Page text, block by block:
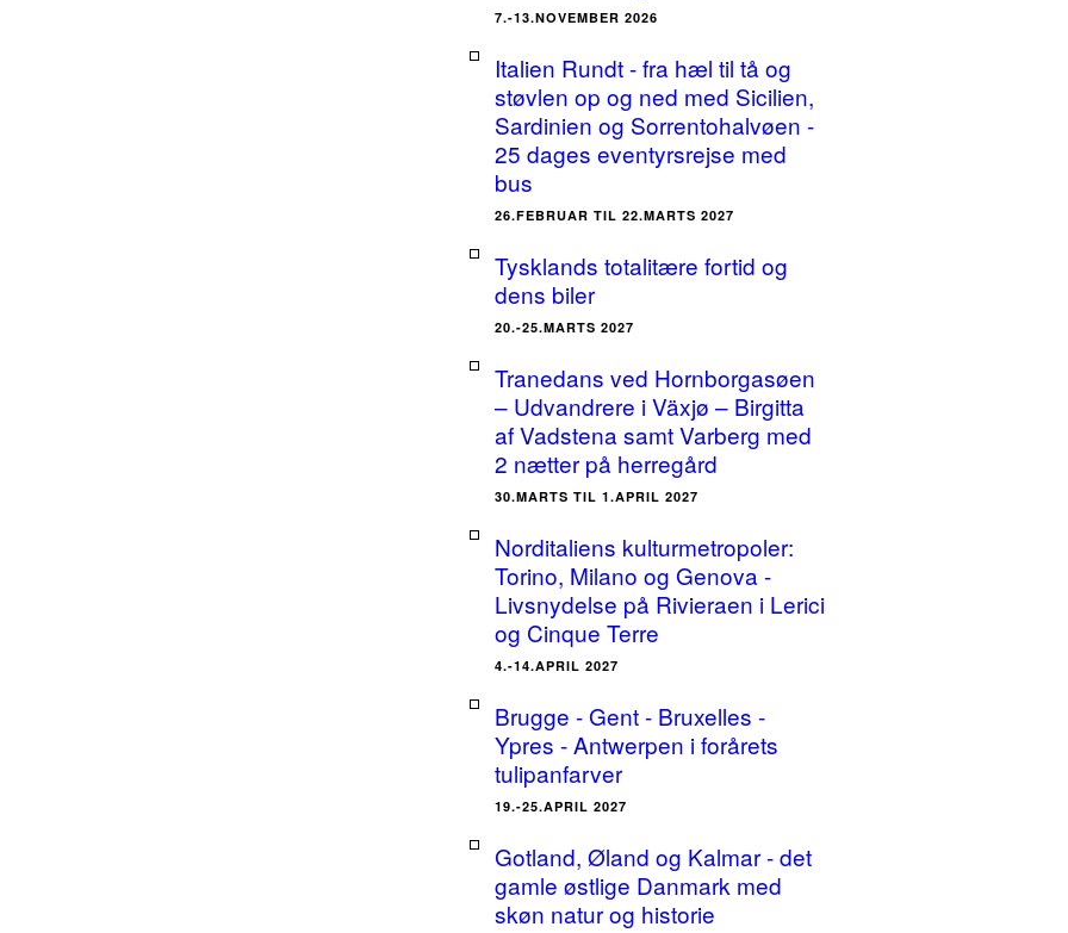
7.-13.NOVEMBER 2026
Italien Rundt - fra hæl til tå og
støvlen op og ned med Sicilien,
Sardinien og Sorrentohalvøen -
25 dages eventyrsrejse med
bus
26.FEBRUAR TIL 22.MARTS 2027
Tysklands totalitære fortid og
dens biler
20.-25.MARTS 2027
Tranedans ved Hornborgasøen
– Udvandrere i Växjø – Birgitta
af Vadstena samt Varberg med
2 nætter på herregård
30.MARTS TIL 1.APRIL 2027
Norditaliens kulturmetropoler:
Torino, Milano og Genova -
Livsnydelse på Rivieraen i Lerici
og Cinque Terre
4.-14.APRIL 2027
Brugge - Gent - Bruxelles -
Ypres - Antwerpen i forårets
tulipanfarver
19.-25.APRIL 2027
Gotland, Øland og Kalmar - det
gamle østlige Danmark med
skøn natur og historie